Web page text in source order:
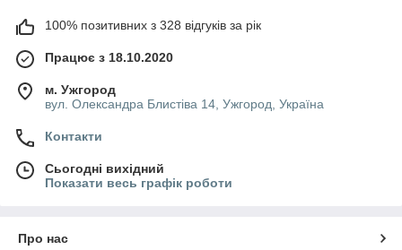
100% позитивних з 328 відгуків за рік
Працює з 18.10.2020
м. Ужгород
вул. Олександра Блистіва 14, Ужгород, Україна
Контакти
Сьогодні вихідний
Показати весь графік роботи
Про нас